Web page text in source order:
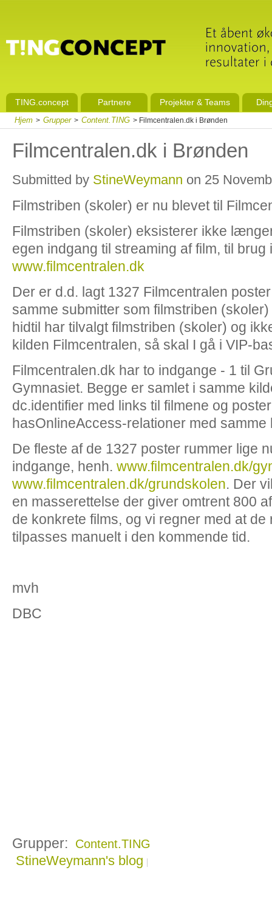
TING.concept Partnere Projekter & Teams
Hjem > Grupper > Content.TING > Filmcentralen.dk i Brønden
Filmcentralen.dk i Brønden
Submitted by StineWeymann on 25
Filmstriben (skoler) er nu blevet til
Filmstriben (skoler) eksisterer ikke
egen indgang til streaming af film, til
www.filmcentralen.dk
Der er d.d. lagt 1327 Filmcentralen
samme submitter som filmstriben
hidtil har tilvalgt filmstriben (skoler) og
kilden Filmcentralen, så skal I gå i VIP-
Filmcentralen.dk har to indgange - 1 til
Gymnasiet. Begge er samlet i samme
dc.identifier med links til filmene og
hasOnlineAccess-relationer med samme
De fleste af de 1327 poster rummer lige
indgange, henh. www.filmcentralen.dk/
www.filmcentralen.dk/grundskolen. Der
en masserettelse der giver omtrent 800
de konkrete films, og vi regner med at
tilpasses manuelt i den kommende tid.
mvh
DBC
Grupper: Content.TING
StineWeymann's blog